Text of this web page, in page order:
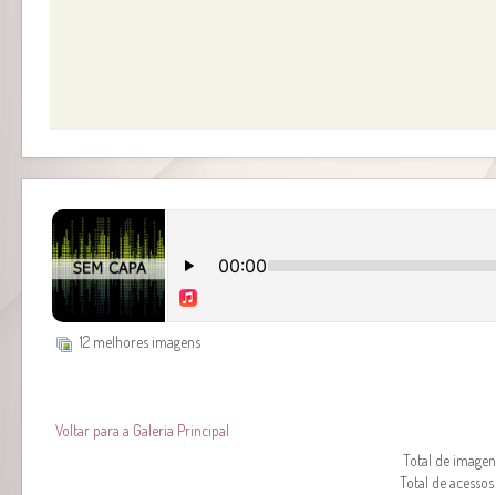
12 melhores imagens
Voltar para a Galeria Principal
Total de
Total de